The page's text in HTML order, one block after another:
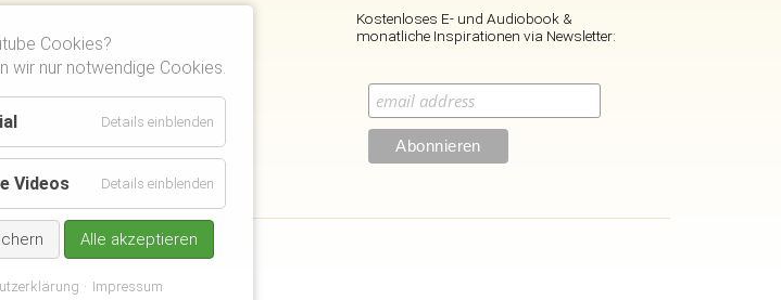
Kostenloses E- und Audiobook &
monatliche Inspirationen via Newsletter:
|Disclaimer |Suchen|Kunden Login
Cookies?
wir nur notwendige Cookies.
Details einblenden
Videos Details einblenden
Alle akzeptieren
Impressum